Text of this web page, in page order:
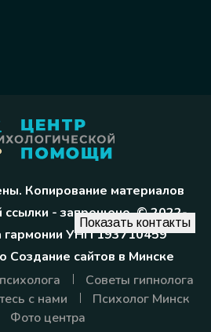
Копирование материалов
ссылки - запрещено. © 2022-
УНП 193710459
Создание сайтов в Минске
Советы гипнолога
с нами
Психолог Минск
Фото центра
Показать контакты